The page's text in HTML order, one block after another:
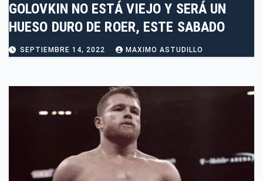
GOLOVKIN NO ESTÁ VIEJO Y SERÁ UN
HUESO DURO DE ROER, ESTE SABADO
SEPTIEMBRE 14, 2022 MAXIMO ASTUDILLO